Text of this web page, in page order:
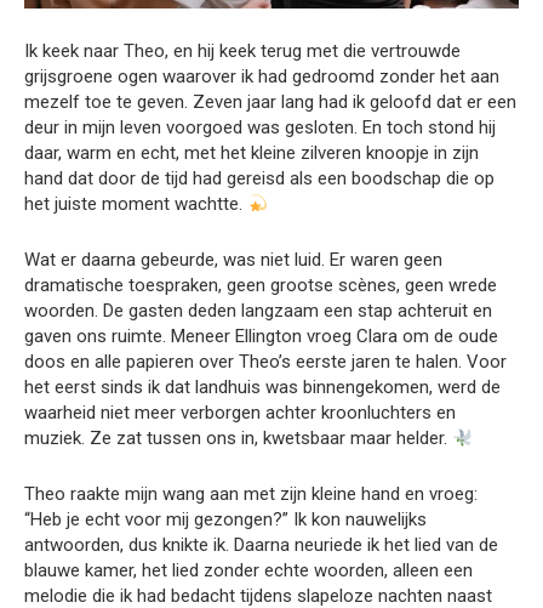
Ik keek naar Theo, en hij keek terug met die vertrouwde
grijsgroene ogen waarover ik had gedroomd zonder het aan
mezelf toe te geven. Zeven jaar lang had ik geloofd dat er een
deur in mijn leven voorgoed was gesloten. En toch stond hij
daar, warm en echt, met het kleine zilveren knoopje in zijn
hand dat door de tijd had gereisd als een boodschap die op
het juiste moment wachtte.
Wat er daarna gebeurde, was niet luid. Er waren geen
dramatische toespraken, geen grootse scènes, geen wrede
woorden. De gasten deden langzaam een stap achteruit en
gaven ons ruimte. Meneer Ellington vroeg Clara om de oude
doos en alle papieren over Theo’s eerste jaren te halen. Voor
het eerst sinds ik dat landhuis was binnengekomen, werd de
waarheid niet meer verborgen achter kroonluchters en
muziek. Ze zat tussen ons in, kwetsbaar maar helder.
Theo raakte mijn wang aan met zijn kleine hand en vroeg:
“Heb je echt voor mij gezongen?” Ik kon nauwelijks
antwoorden, dus knikte ik. Daarna neuriede ik het lied van de
blauwe kamer, het lied zonder echte woorden, alleen een
melodie die ik had bedacht tijdens slapeloze nachten naast